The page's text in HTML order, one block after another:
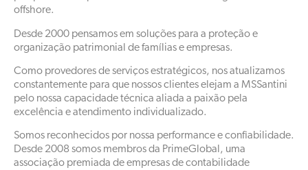
offshore.​
Desde 2000 pensamos em soluções para a proteção e
organização patrimonial de famílias e empresas. ​
Como provedores de serviços estratégicos, nos atualizamos
constantemente para que nossos clientes elejam a MSSantini
pelo nossa capacidade técnica aliada a paixão pela
excelência e atendimento individualizado​.
Somos reconhecidos por nossa performance e confiabilidade.
Desde 2008 somos membros da PrimeGlobal, uma
associação premiada de empresas de contabilidade